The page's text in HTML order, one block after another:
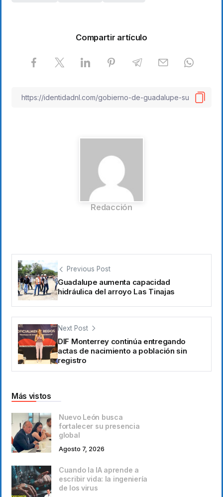
Compartir artículo
Redacción
Previous Post
Guadalupe aumenta capacidad
hidráulica del arroyo Las Tinajas
Next Post
DIF Monterrey continúa entregando
actas de nacimiento a población sin
registro
Más vistos
Nuevo León busca
fortalecer su presencia
global
Agosto 7, 2026
Cuando la IA aprende a
escribir vida: la ingeniería
de los virus